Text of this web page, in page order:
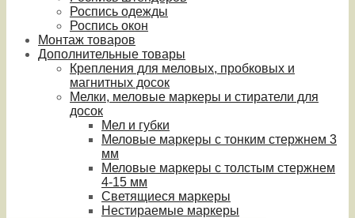
Роспись одежды
Роспись окон
Монтаж товаров
Дополнительные товары
Крепления для меловых, пробковых и
магнитных досок
Мелки, меловые маркеры и стиратели для
досок
Мел и губки
Меловые маркеры с тонким стержнем 3
мм
Меловые маркеры с толстым стержнем
4-15 мм
Светящиеся маркеры
Нестираемые маркеры